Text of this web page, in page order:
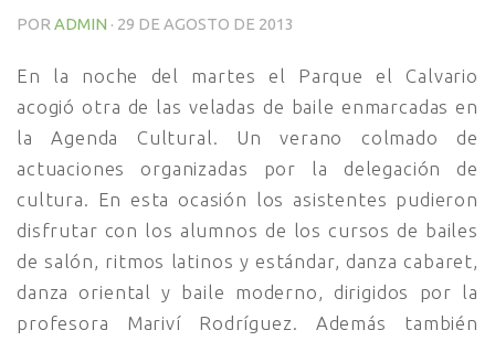
POR ADMIN · 29 DE AGOSTO DE 2013
En la noche del martes el Parque el Calvario
acogió otra de las veladas de baile enmarcadas en
la Agenda Cultural. Un verano colmado de
actuaciones organizadas por la delegación de
cultura. En esta ocasión los asistentes pudieron
disfrutar con los alumnos de los cursos de bailes
de salón, ritmos latinos y estándar, danza cabaret,
danza oriental y baile moderno, dirigidos por la
profesora Mariví Rodríguez. Además también